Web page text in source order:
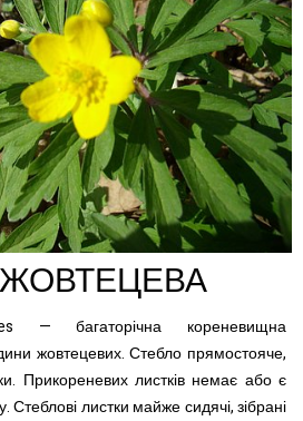
— багаторічна кореневищна
жовтецевих. Стебло прямостояче,
Прикореневих листків немає або є
листки майже сидячі, зібрані